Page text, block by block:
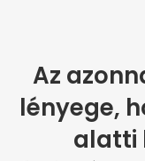
Az
lényege,
alatti